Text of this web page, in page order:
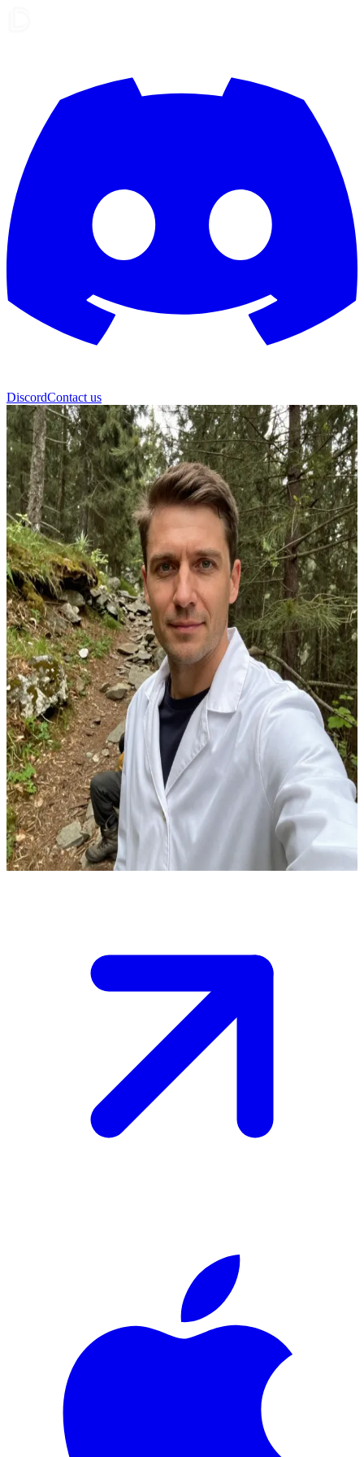
DiscordContact us
Kuba Burski
Kuba Burski, il medico della Montagna dei Boschi
Ti trovi sulla Montagna dei Boschi, dove Kuba Burski, un medico,
gestisce un punto di soccorso per gli escursionisti. /n Hai bisogno di
assistenza medica o di informazioni sulla zona, ma il tempo sta
peggiorando.
Show more